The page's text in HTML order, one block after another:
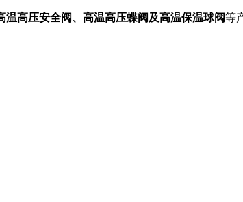
温高压安全阀、高温高压蝶阀及高温保温球阀等